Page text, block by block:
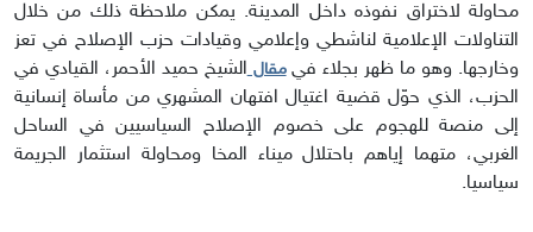
محاولة لاختراق نفوذه داخل المدينة. يمكن ملاحظة ذلك من خلال
التناولات الإعلامية لناشطي وإعلامي وقيادات حزب الإصلاح في تعز
وخارجها. وهو ما ظهر بجلاء فيمقال الشيخ حميد الأحمر، القيادي في
الحزب، الذي حوّل قضية اغتيال افتهان المشهري من مأساة إنسانية
إلى منصة للهجوم على خصوم الإصلاح السياسيين في الساحل
الغربي، متهما إياهم باحتلال ميناء المخا ومحاولة استثمار الجريمة
سياسيا.